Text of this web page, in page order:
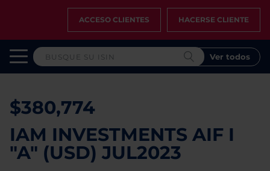
ACCESO CLIENTES HACERSE CLIENTE
Ver todos
$380,774
IAM INVESTMENTS AIF I
"A" (USD) JUL2023